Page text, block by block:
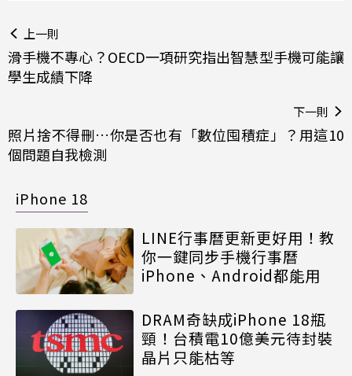
上一則
滑手機不專心？OECD一項研究指出智慧型手機可能讓
學生成績下降
下一則
照片捨不得刪…你是否也有「數位囤積症」？用這10
個問題自我檢測
iPhone 18
LINE行事曆更新更好用！教
你一鍵同步手機行事曆
iPhone、Android都能用
DRAM奇缺成iPhone 18瓶
頸！台積電10億美元待封裝
晶片只能枯等